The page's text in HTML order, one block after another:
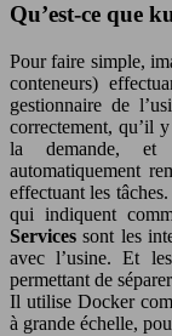
Qu’est-ce que
Pour faire simple,
conteneurs)
gestionnaire de
correctement, qu’il
la demande, et
automatiquement
effectuant les
qui indiquent
Servicessont les
avec l’usine. Et les
permettant de
Il utilise Docker
à grande échelle,